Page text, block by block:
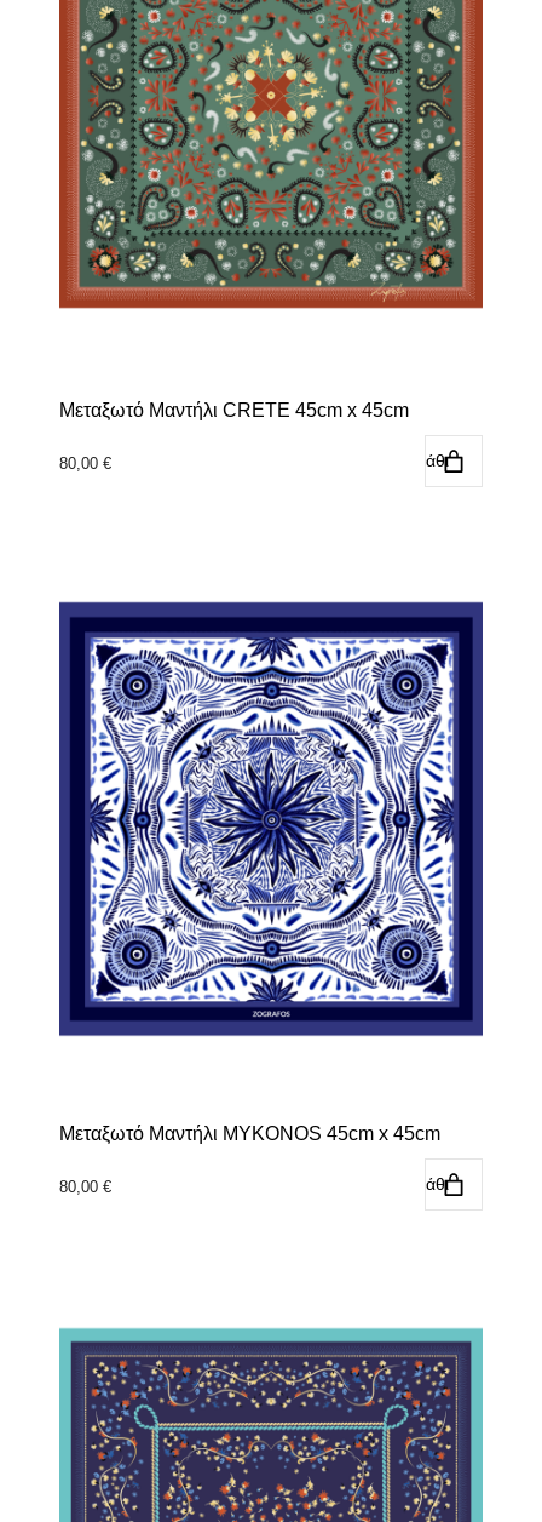
Μεταξωτό Μαντήλι CRETE 45cm x 45cm
80,00 € Προσθήκη στο καλάθι
Μεταξωτό Μαντήλι MYKONOS 45cm x 45cm
80,00 € Προσθήκη στο καλάθι